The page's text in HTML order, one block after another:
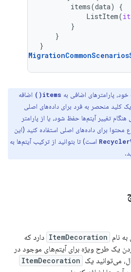
items(data)
{
ListItem(it
}
}
}
پارامترهای اضافی به items()
اضافه
یک کلید منحصر به فرد برای داده‌های اصلی
تغییر آیتم‌ها حفظ شود، یا از پارامتر
محتوا برای داده‌های اصلی استفاده کنید (این
است) تا بتوانید از ترکیب آیتم‌ها به
نام ItemDecoration دارد که
یک طرح ویژه برای آیتم‌های موجود در
می‌توانید یک ItemDecoration